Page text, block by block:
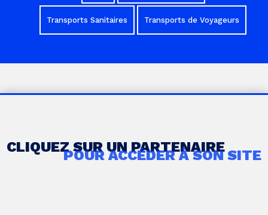
Transports Sanitaires Transports de Voyageurs
CLIQUEZ SUR UN PARTENAIRE
POUR ACCÉDER À SON SITE